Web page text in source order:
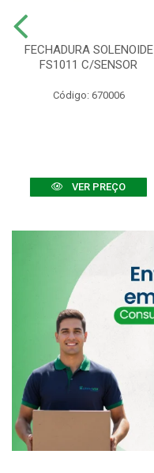
FECHADURA SOLENOIDE
FS1011 C/SENSOR
Código: 670006
VER PREÇO